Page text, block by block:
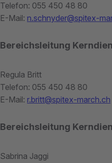
Telefon: 055 450 48 80
E-Mail: n.schnyder@spitex-
Bereichsleitung
Regula Britt
Telefon: 055 450 48 80
E-Mail: r.britt@spitex-march.ch
Bereichsleitung
Sabrina Jaggi